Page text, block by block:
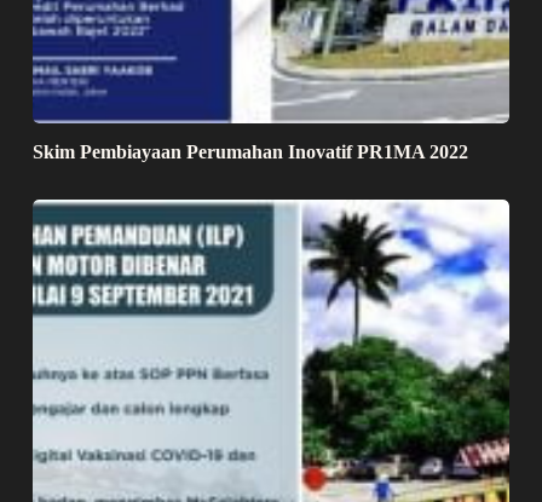
Skim Pembiayaan Perumahan Inovatif PR1MA 2022